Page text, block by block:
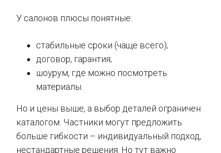
У салонов плюсы понятные:
стабильные сроки (чаще всего);
договор, гарантия;
шоурум, где можно посмотреть
материалы.
Но и цены выше, а выбор деталей ограничен
каталогом. Частники могут предложить
больше гибкости – индивидуальный подход,
нестандартные решения. Но тут важно